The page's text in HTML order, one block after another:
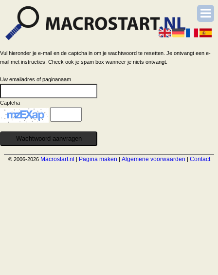
Vul hieronder je e-mail en de captcha in om je wachtwoord te resetten. Je ontvangt een e-
mail met instructies. Check ook je spam box wanneer je niets ontvangt.
Uw emailadres of paginanaam
Captcha
© 2006-2026 Macrostart.nl | Pagina maken | Algemene voorwaarden | Contact